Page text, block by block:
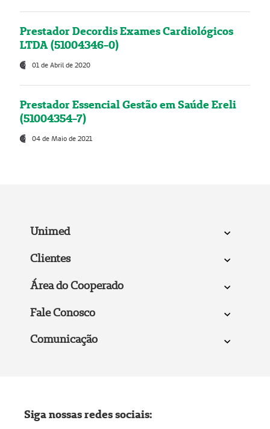
Prestador Decordis Exames Cardiológicos
LTDA (51004346-0)
01 de Abril de 2020
Prestador Essencial Gestão em Saúde Ereli
(51004354-7)
04 de Maio de 2021
Unimed
Clientes
Área do Cooperado
Fale Conosco
Comunicação
Siga nossas redes sociais: